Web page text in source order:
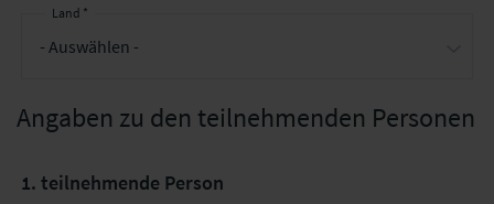
Land *
Angaben zu den teilnehmenden Personen
1. teilnehmende Person